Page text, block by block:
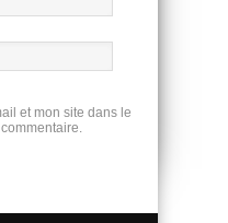
et mon site dans le